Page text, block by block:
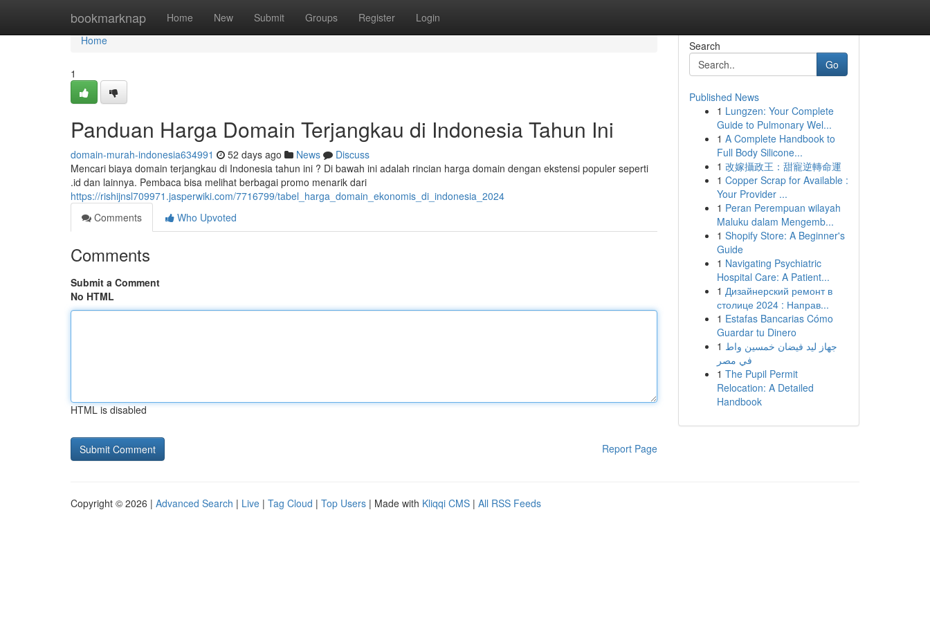
bookmarknap Home New Submit Groups Register Login
Home
Home
1
Panduan Harga Domain Terjangkau di Indonesia Tahun Ini
domain-murah-indonesia634991 52 days ago News
Discuss
Mencari biaya domain terjangkau di Indonesia tahun ini ? Di bawah ini adalah rincian harga domain dengan ekstensi populer seperti
.id dan lainnya. Pembaca bisa melihat berbagai promo menarik dari
https://rishijnsl709971.jasperwiki.com/7716799/tabel_harga_domain_ekonomis_di_indonesia_2024
Comments
Who Upvoted
Comments
Submit a Comment
No HTML
HTML is disabled
Report Page
Search
Go
Published News
1 Lungzen: Your Complete
Guide to Pulmonary Wel...
1 A Complete Handbook to
Full Body Silicone...
1 改嫁攝政王：甜寵逆轉命運
1 Copper Scrap for Available :
Your Provider ...
1 Peran Perempuan wilayah
Maluku dalam Mengemb...
1 Shopify Store: A Beginner's
Guide
1 Navigating Psychiatric
Hospital Care: A Patient...
1 Дизайнерский ремонт в
столице 2024 : Направ...
1 Estafas Bancarias Cómo
Guardar tu Dinero
1 جهاز ليد فيضان خمسين واط
في مصر
1 The Pupil Permit
Relocation: A Detailed
Handbook
Copyright © 2026 | Advanced Search | Live | Tag Cloud | Top Users | Made with Kliqqi CMS | All RSS Feeds